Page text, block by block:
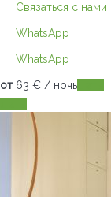
Связаться с нами
WhatsApp
WhatsApp
от63 € / ночь